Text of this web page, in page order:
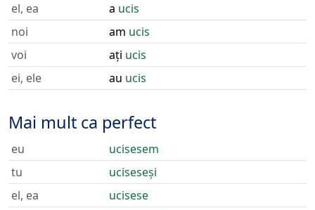
el, ea
a ucis
noi
am ucis
voi
ați ucis
ei, ele
au ucis
Mai mult ca perfect
eu
ucisesem
tu
uciseseși
el, ea
ucisese